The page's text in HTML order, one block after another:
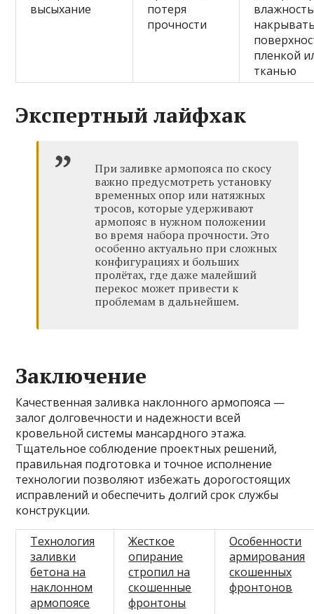
высыхание
потеря
прочности
пленкой
тканью
Экспертный лайфхак
При заливке армопояса по скосу
важно предусмотреть установку
временных опор или натяжных
тросов, которые удерживают
армопояс в нужном положении
во время набора прочности. Это
особенно актуально при сложных
конфигурациях и больших
пролётах, где даже малейший
перекос может привести к
проблемам в дальнейшем.
Заключение
Качественная заливка наклонного армопояса —
залог долговечности и надежности всей
кровельной системы мансардного этажа.
Тщательное соблюдение проектных решений,
правильная подготовка и точное исполнение
технологии позволяют избежать дорогостоящих
исправлений и обеспечить долгий срок службы
конструкции.
Технология
заливки
бетона на
наклонном
армопоясе
Жесткое
опирание
стропил на
скошенные
фронтоны
Особенности
армирования
скошенных
фронтонов